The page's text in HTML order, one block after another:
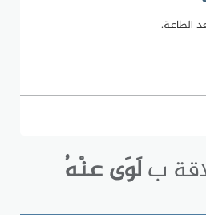
الطاعة.
بلَوَى عنْهُ